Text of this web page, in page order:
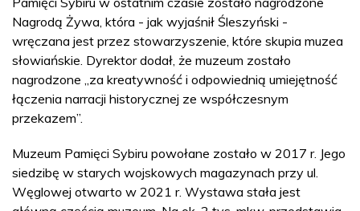
Nagrodą Żywa, która - jak wyjaśnił Śleszyński -
wręczana jest przez stowarzyszenie, które skupia muzea
słowiańskie. Dyrektor dodał, że muzeum zostało
nagrodzone „za kreatywność i odpowiednią umiejętność
łączenia narracji historycznej ze współczesnym
przekazem”.
Muzeum Pamięci Sybiru powołane zostało w 2017 r. Jego
siedzibę w starych wojskowych magazynach przy ul.
Węglowej otwarto w 2021 r. Wystawa stała jest